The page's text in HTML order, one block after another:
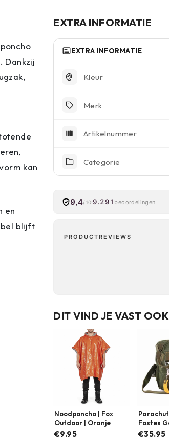
Dankzij
kan
en
blijft
EXTRA INFORMATIE
EXTRA INFORMATIE
Kleur
Merk
Artikelnummer
Categorie
9,4/10 9.291 beoordelingen
PRODUCTREVIEWS
DIT VIND JE VAST
Noodponcho | Fox
Outdoor | Oranje
€9.95
Fostex
€35.95